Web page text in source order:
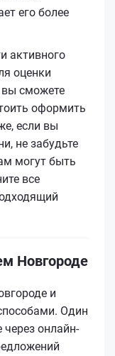
его более
активного
оценки
вы сможете
оформить
если вы
не забудьте
могут быть
все
Новгороде
и
Один
онлайн-